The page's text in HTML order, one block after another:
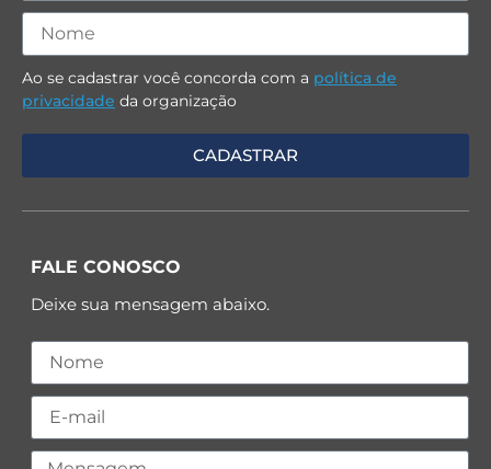
Ao se cadastrar você concorda com a política de
privacidade da organização
FALE CONOSCO
Deixe sua mensagem abaixo.